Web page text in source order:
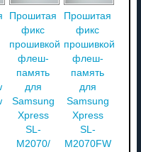
Прошитая
фикс
прошивкой
флеш-
память
для
Samsung
Xpress
SL-
M2070/
Прошитая
фикс
прошивкой
флеш-
память
для
Samsung
Xpress
SL-
M2070FW